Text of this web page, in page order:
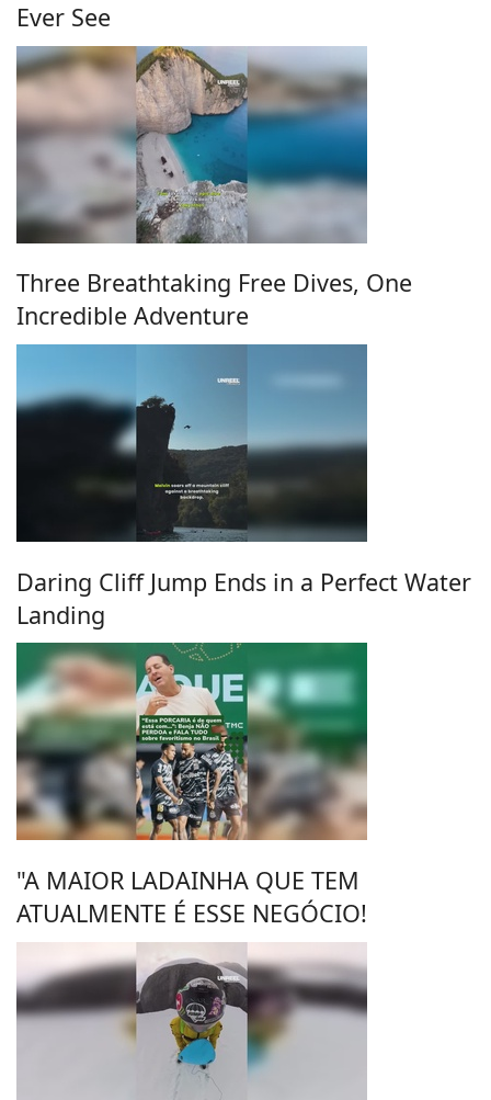
Ever See
Three Breathtaking Free Dives, One
Incredible Adventure
Daring Cliff Jump Ends in a Perfect Water
Landing
"A MAIOR LADAINHA QUE TEM
ATUALMENTE É ESSE NEGÓCIO!